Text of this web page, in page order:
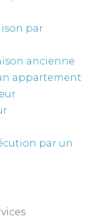
par
ancienne
appartement
par un